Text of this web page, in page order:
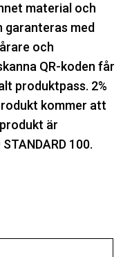
material och
garanteras med
och
QR-koden får
produktpass. 2%
kommer att
är
100.